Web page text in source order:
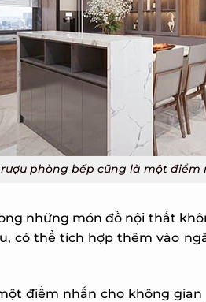
rượu phòng bếp cũng là một điểm
những món đồ nội thất
có thể tích hợp thêm vào
điểm nhấn cho không